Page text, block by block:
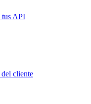
tus API
del cliente